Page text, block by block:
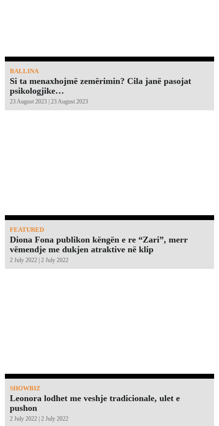
BALLINA
Si ta menaxhojmë zemërimin? Cila janë pasojat
psikologjike…
23 August 2023 | 23 August 2023
FEATURED
Diona Fona publikon këngën e re “Zari”, merr
vëmendje me dukjen atraktive në klip
2 July 2022 | 2 July 2022
SHOWBIZ
Leonora lodhet me veshje tradicionale, ulet e
pushon
2 July 2022 | 2 July 2022